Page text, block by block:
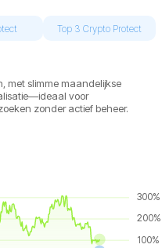
Top 3 Crypto Protect
met slimme maandelijkse
voor
zonder actief beheer.
100%
200%
300%